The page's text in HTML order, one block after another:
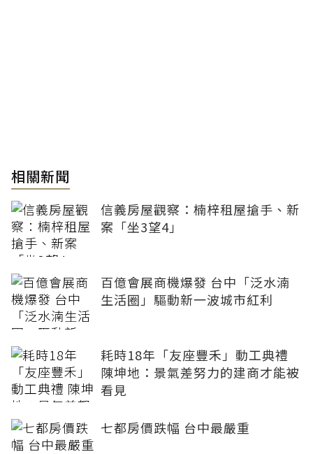
相關新聞
信義房屋觀察：楠梓租屋搶手、新
案「坐3望4」
百億會展商機爆發 台中「泛水湳
生活圈」驅動新一波城市紅利
耗時18年「友座豐禾」動工典禮
陳坤地：景氣差努力的建商才能被
看見
七都房價跌幅 台中最嚴重